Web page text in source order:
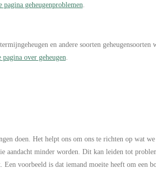
pagina geheugenproblemen
en andere soorten geheugensoorten
pagina over geheugen
doen. Het helpt ons om ons te richten op wat
aandacht minder worden. Dit kan leiden tot
voorbeeld is dat iemand moeite heeft om een